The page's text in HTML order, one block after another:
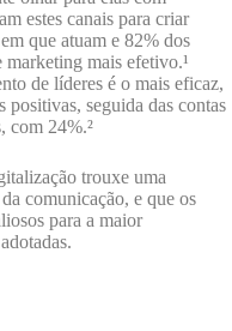
estes canais para criar
que atuam e 82% dos
mais efetivo.¹
de líderes é o mais eficaz,
positivas, seguida das contas
com 24%.²
trouxe uma
comunicação, e que os
para a maior